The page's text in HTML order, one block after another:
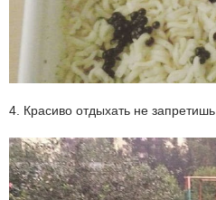
4. Красиво отдыхать не запретишь